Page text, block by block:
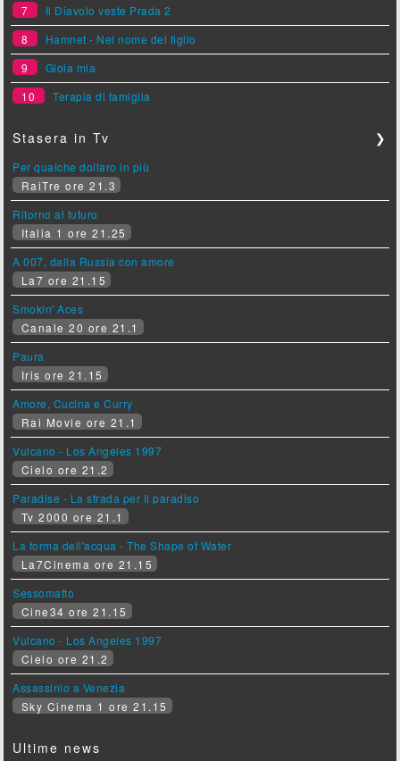
7
Il Diavolo veste Prada 2
8
Hamnet - Nel nome del figlio
9
Gioia mia
10
Terapia di famiglia
Stasera in Tv ❯
Per qualche dollaro in più
RaiTre ore 21.3
Ritorno al futuro
Italia 1 ore 21.25
A 007, dalla Russia con amore
La7 ore 21.15
Smokin' Aces
Canale 20 ore 21.1
Paura
Iris ore 21.15
Amore, Cucina e Curry
Rai Movie ore 21.1
Vulcano - Los Angeles 1997
Cielo ore 21.2
Paradise - La strada per il paradiso
Tv 2000 ore 21.1
La forma dell'acqua - The Shape of Water
La7Cinema ore 21.15
Sessomatto
Cine34 ore 21.15
Vulcano - Los Angeles 1997
Cielo ore 21.2
Assassinio a Venezia
Sky Cinema 1 ore 21.15
Ultime news